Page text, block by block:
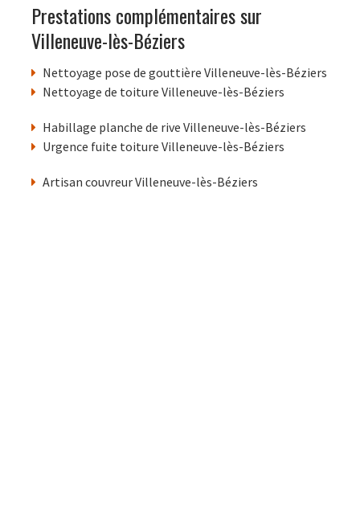
Prestations complémentaires sur
Villeneuve-lès-Béziers
Nettoyage pose de gouttière Villeneuve-lès-Béziers
Nettoyage de toiture Villeneuve-lès-Béziers
Habillage planche de rive Villeneuve-lès-Béziers
Urgence fuite toiture Villeneuve-lès-Béziers
Artisan couvreur Villeneuve-lès-Béziers